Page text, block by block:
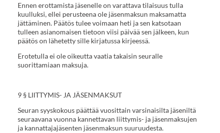
Ennen erottamista jäsenelle on varattava tilaisuus tulla
kuulluksi, ellei perusteena ole jäsenmaksun maksamatta
jättäminen. Päätös tulee voimaan heti ja sen katsotaan
tulleen asianomaisen tietoon viisi päivää sen jälkeen, kun
päätös on lähetetty sille kirjatussa kirjeessä.
Erotetulla ei ole oikeutta vaatia takaisin seuralle
suorittamiaan maksuja.
9 § LIITTYMIS- JA JÄSENMAKSUT
Seuran syyskokous päättää vuosittain varsinaisilta jäseniltä
seuraavana vuonna kannettavan liittymis- ja jäsenmaksujen
ja kannattajajäsenten jäsenmaksun suuruudesta.